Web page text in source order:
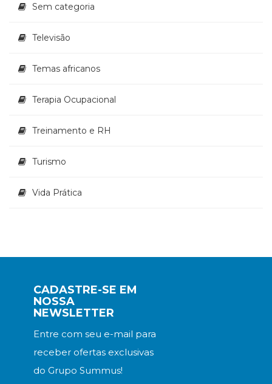
Sem categoria
Televisão
Temas africanos
Terapia Ocupacional
Treinamento e RH
Turismo
Vida Prática
CADASTRE-SE EM
NOSSA
NEWSLETTER
Entre com seu e-mail para
receber ofertas exclusivas
do Grupo Summus!